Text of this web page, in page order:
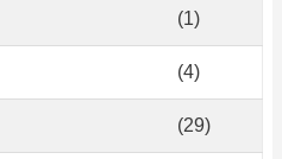
(1)
(4)
(29)